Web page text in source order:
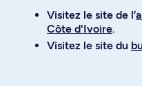
Visitez le site de l’
Côte d'Ivoire.
Visitez le site du